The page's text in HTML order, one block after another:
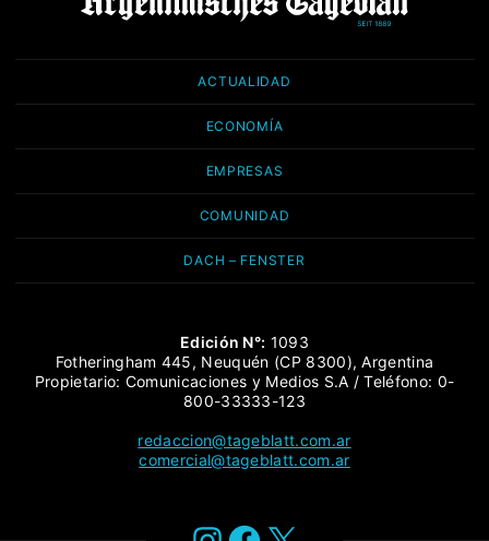
ACTUALIDAD
ECONOMÍA
EMPRESAS
COMUNIDAD
DACH – FENSTER
Edición N°: 1093
Fotheringham 445, Neuquén (CP 8300), Argentina
Propietario: Comunicaciones y Medios S.A / Teléfono: 0-
800-33333-123
redaccion@tageblatt.com.ar
comercial@tageblatt.com.ar